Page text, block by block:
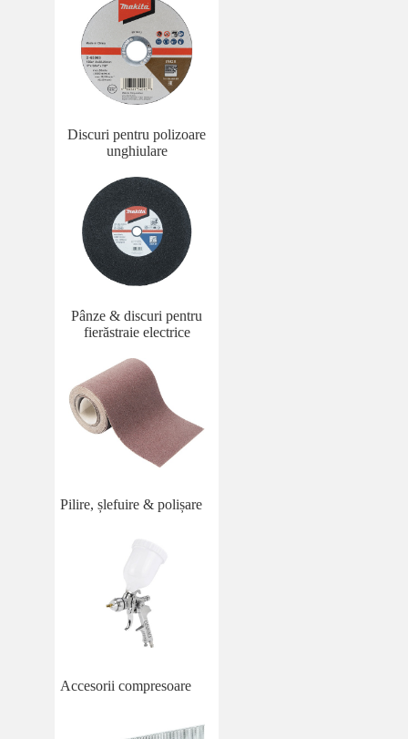
Discuri pentru polizoare
unghiulare
Pânze & discuri pentru
fierăstraie electrice
Pilire, șlefuire & polișare
Accesorii compresoare